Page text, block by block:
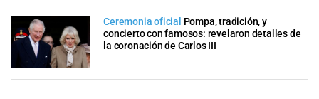
Ceremonia oficial Pompa, tradición, y
concierto con famosos: revelaron detalles de
la coronación de Carlos III